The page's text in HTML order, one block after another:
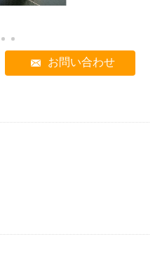
お問い合わせ